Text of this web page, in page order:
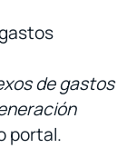
de gastos
portal.